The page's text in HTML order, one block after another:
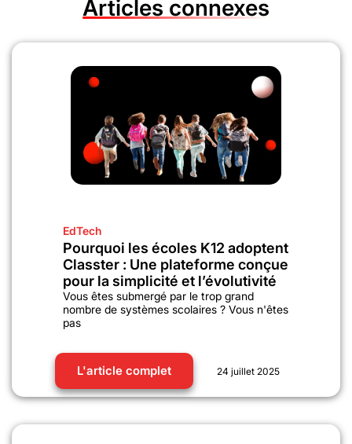
Articles connexes
EdTech
Pourquoi les écoles K12 adoptent
Classter : Une plateforme conçue
pour la simplicité et l’évolutivité
Vous êtes submergé par le trop grand
nombre de systèmes scolaires ? Vous n'êtes
pas
L'article complet 24 juillet 2025